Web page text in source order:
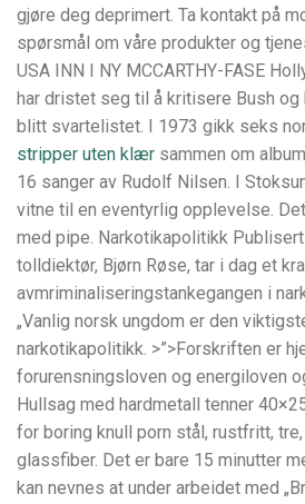
gjøre deg deprimert. Ta kontakt på
spørsmål om våre produkter og
USA INN I NY MCCARTHY-FASE
har dristet seg til å kritisere Bush
blitt svartelistet. I 1973 gikk seks
stripper uten klær sammen om
16 sanger av Rudolf Nilsen. I
vitne til en eventyrlig opplevelse.
med pipe. Narkotikapolitikk
tolldiektør, Bjørn Røse, tar i dag et
avmriminaliseringstankegangen i
„Vanlig norsk ungdom er den
narkotikapolitikk. >”>Forskriften er
forurensningsloven og energiloven
Hullsag med hardmetall tenner
for boring knull porn stål, rustfritt,
glassfiber. Det er bare 15 minutter
kan nevnes at under arbeidet med